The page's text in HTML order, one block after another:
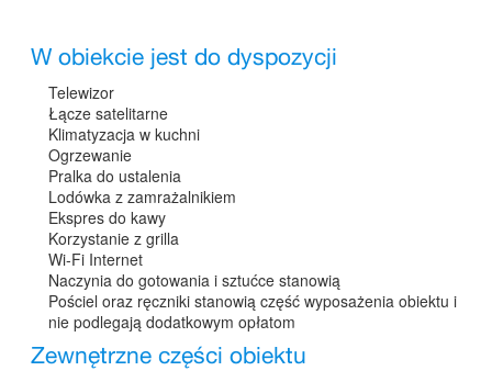
W obiekcie jest do dyspozycji
Telewizor
Łącze satelitarne
Klimatyzacja w kuchni
Ogrzewanie
Pralka do ustalenia
Lodówka z zamrażalnikiem
Ekspres do kawy
Korzystanie z grilla
Wi-Fi Internet
Naczynia do gotowania i sztućce stanowią
Pościel oraz ręczniki stanowią część wyposażenia obiektu i
nie podlegają dodatkowym opłatom
Zewnętrzne części obiektu